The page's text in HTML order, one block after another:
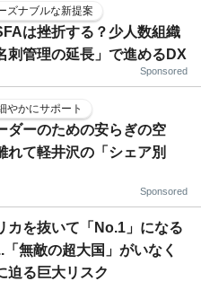
ズナブルな新提案
は挫折する？少人数組織
刺管理の延長」で進めるDX
Sponsored
やかにサポート
ダーのための安らぎの空
て軽井沢の「シェア別
Sponsored
カを抜いて「No.1」になる
無敵の超大国」がいなく
迫る巨大リスク